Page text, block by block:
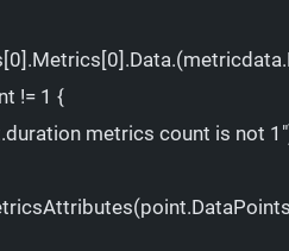
(
!= 1 {
metrics count is not 1"